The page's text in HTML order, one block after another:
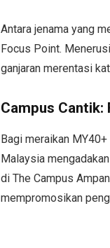
Antara jenama yang
Focus Point.
ganjaran merentasi
Campus Cantik:
Bagi meraikan
Malaysia
di The Campus
mempromosikan